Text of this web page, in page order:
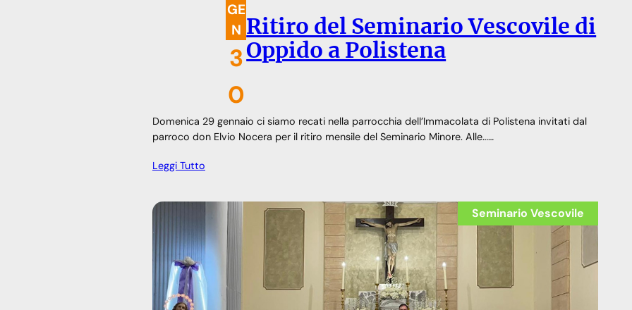
GE
N
3
0
Ritiro del Seminario Vescovile di
Oppido a Polistena
Domenica 29 gennaio ci siamo recati nella parrocchia dell’Immacolata di Polistena invitati dal
parroco don Elvio Nocera per il ritiro mensile del Seminario Minore. Alle……
Leggi Tutto
Seminario Vescovile